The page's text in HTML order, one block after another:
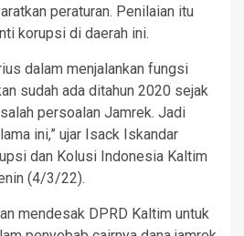
peraturan. Penilaian itu
korupsi di daerah ini.
dalam menjalankan fungsi
sudah ada ditahun 2020 sejak
persoalan Jamrek. Jadi
ini,” ujar Isack Iskandar
dan Kolusi Indonesia Kaltim
(4/3/22).
mendesak DPRD Kaltim untuk